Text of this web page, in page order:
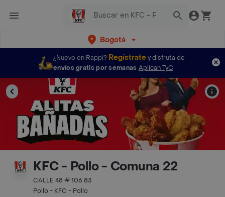
Bogotá
¿Nuevo en Rappi? Regístratey disfruta de
envíos gratis por semanas Aplican TyC
KFC - Pollo - Comuna 22
CALLE 48 # 106 83
Pollo - KFC - Pollo